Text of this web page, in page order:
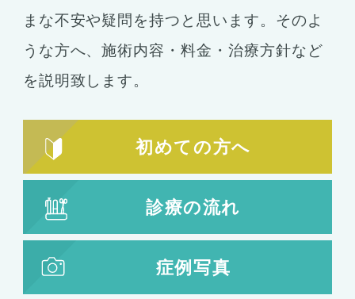
まな不安や疑問を持つと思います。そのよ
うな方へ、施術内容・料金・治療方針など
を説明致します。
初めての方へ
診療の流れ
症例写真